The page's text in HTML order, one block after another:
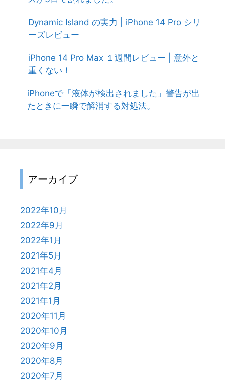
Dynamic Island の実力 | iPhone 14 Pro シリ
ーズレビュー
iPhone 14 Pro Max １週間レビュー | 意外と
重くない！
iPhoneで「液体が検出されました」警告が出
たときに一瞬で解消する対処法。
アーカイブ
2022年10月
2022年9月
2022年1月
2021年5月
2021年4月
2021年2月
2021年1月
2020年11月
2020年10月
2020年9月
2020年8月
2020年7月